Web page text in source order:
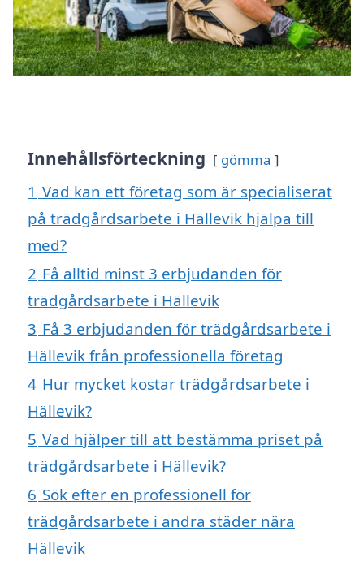
Innehållsförteckning gömma
1 Vad kan ett företag som är specialiserat
på trädgårdsarbete i Hällevik hjälpa till
med?
2 Få alltid minst 3 erbjudanden för
trädgårdsarbete i Hällevik
3 Få 3 erbjudanden för trädgårdsarbete i
Hällevik från professionella företag
4 Hur mycket kostar trädgårdsarbete i
Hällevik?
5 Vad hjälper till att bestämma priset på
trädgårdsarbete i Hällevik?
6 Sök efter en professionell för
trädgårdsarbete i andra städer nära
Hällevik